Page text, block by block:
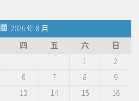
2026 年 8 月
四 五 六
日
1
2
6 7 8
9
13 14 15
16